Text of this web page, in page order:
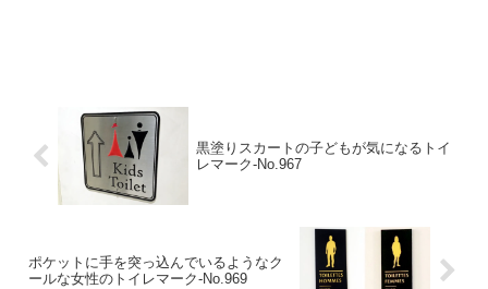
黒塗りスカートの子どもが気になるトイ
レマーク‐No.967
ポケットに手を突っ込んでいるようなク
ールな女性のトイレマーク‐No.969